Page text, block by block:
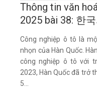
Thông tin văn
2025 bài 38: 한
Công nghiệp ô tô là
nhọn của Hàn Quốc.
công nghiệp ô tô với
2023, Hàn Quốc đã trở
5...